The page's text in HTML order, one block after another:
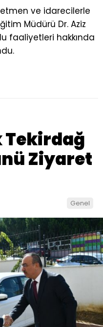
ve idarecilerle
Müdürü Dr. Aziz
faaliyetleri hakkında
Tekirdağ
Ziyaret
Genel